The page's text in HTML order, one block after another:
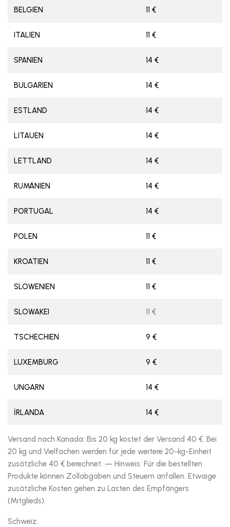
BELGIEN 11 €
ITALIEN 11 €
SPANIEN 14 €
BULGARIEN 14 €
ESTLAND 14 €
LITAUEN 14 €
LETTLAND 14 €
RUMÄNIEN 14 €
PORTUGAL 14 €
POLEN 11 €
KROATIEN 11 €
SLOWENIEN 11 €
SLOWAKEI 11 €
TSCHECHIEN 9 €
LUXEMBURG 9 €
UNGARN 14 €
İRLANDA 14 €
Versand nach Kanada: Bis 20 kg kostet der Versand 40 €. Bei
20 kg und Vielfachen werden für jede weitere 20-kg-Einheit
zusätzliche 40 € berechnet. — Hinweis: Für die bestellten
Produkte können Zollabgaben und Steuern anfallen. Etwaige
zusätzliche Kosten gehen zu Lasten des Empfängers
(Mitglieds).
Schweiz: